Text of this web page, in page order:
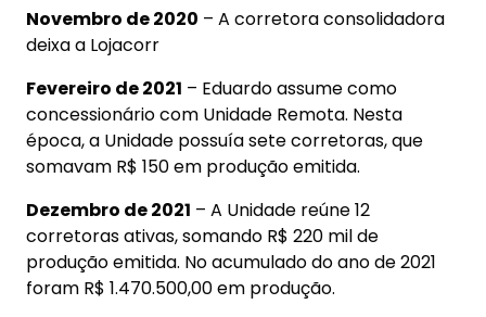
Novembro de 2020 – A corretora consolidadora
deixa a Lojacorr
Fevereiro de 2021 – Eduardo assume como
concessionário com Unidade Remota. Nesta
época, a Unidade possuía sete corretoras, que
somavam R$ 150 em produção emitida.
Dezembro de 2021 – A Unidade reúne 12
corretoras ativas, somando R$ 220 mil de
produção emitida. No acumulado do ano de 2021
foram R$ 1.470.500,00 em produção.